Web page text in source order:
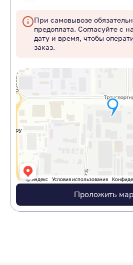
При самовывозе
предоплата. Согласуйте с
дату и время, чтобы
заказ.
Проложить